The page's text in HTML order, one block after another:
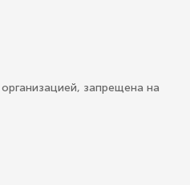
запрещена на